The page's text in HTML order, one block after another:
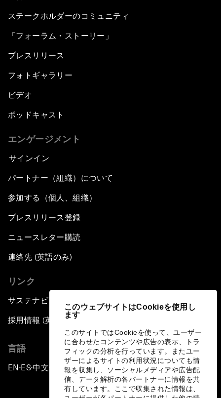
このウェブサイトはCookieを使用し
ます
このサイトではCookieを使って、ユーザー
に合わせたコンテンツや広告の表示、トラ
フィックの分析を行っています。またユー
ザーによるサイトの利用状況についても情
報を収集し、ソーシャルメディアや広告配
信、データ解析の各パートナーに情報を共
有しています。ここで収集された情報は、
ステークホルダーのコミュニティ
「フォーラム・ストーリー」
プレスリリース
フォトギャラリー
ビデオ
ポッドキャスト
エンゲージメント
サインイン
パートナー（組織）について
参加する（個人、組織）
プレスリリース登録
ニュースレター購読
連絡先 (英語のみ)
リンク
サステナビリティへの取り組み
採用情報 (英語のみ)
言語
EN ▪ES▪中文▪ 日本語